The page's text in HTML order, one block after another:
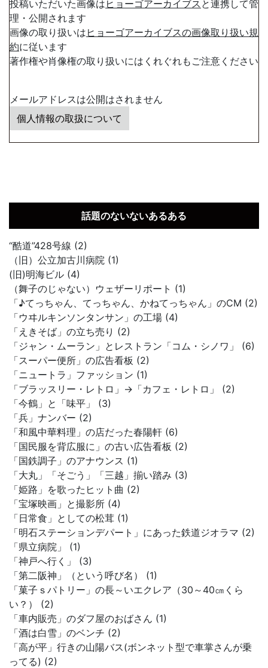
投稿いただいた画像は ヒョーゴアーカイブス と連携して管
理・公開されます
画像の取り扱いは ヒョーゴアーカイブスの画像取り扱い規
約に従います
著作権や肖像権の取り扱いにはくれぐれもご注意ください
メールアドレスは公開はされません
個人情報の取扱について
話題のないないあるある
“酷道”428号線 (2)
（旧）公立加古川病院 (1)
(旧)明海ビル (4)
（舞子のじゃない）ウェザーリポート (1)
「♪てっちゃん、てっちゃん、かねてっちゃん」のCM (2)
「ウヰルキンソンタンサン」の工場 (4)
「えきそば」の立ち売り (2)
「ジャン・ムーラン」とレストラン「コム・シノワ」 (6)
「スーパー便所」の広告看板 (2)
「ニュートラ」ファッション (1)
「ブラッスリー・レトロ」→「カフェ・レトロ」 (2)
「今鶴」と「味平」 (3)
「兵」ナンバー (2)
「和風中華料理」の店だった春陽軒 (6)
「国民服を背広服に」の古い広告看板 (2)
「国鉄調子」のアナウンス (1)
「大丸」「そごう」「三越」揃い踏み (3)
「姫路」を歌ったヒット曲 (2)
「宝塚映画」と撮影所 (4)
「日常食」としての松茸 (1)
「明石ステーションデパート」にあった鉄道ジオラマ (2)
「県立病院」 (1)
「神戸へ行く」 (3)
「第二阪神」（という呼び名） (1)
「菓子ｓパトリー」の長～いエクレア（30～40㎝くら
い？） (2)
「車内販売」のダフ屋のおばさん (1)
「酒は白雪」のベンチ (2)
「高が平」行きの山陽バス(ボンネット型で車掌さんが乗
ってる) (2)